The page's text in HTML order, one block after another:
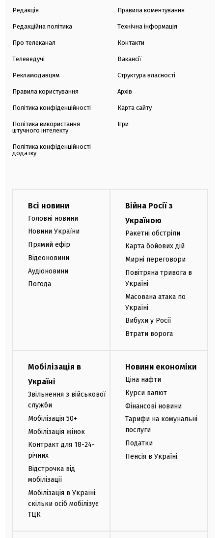
Редакція
Редакційна політика
Про телеканал
Телеведучі
Рекламодавцям
Правила користування
Політика конфіденційності
Політика використання
штучного інтелекту
Політика конфіденційності
додатку
Правила коментування
Технічна інформація
Контакти
Вакансії
Структура власності
Архів
Карта сайту
Ігри
Всі новини
Головні новини
Новини України
Прямий ефір
Відеоновини
Аудіоновини
Погода
Війна Росії з
Україною
Ракетні обстріли
Карта бойових дій
Мирні переговори
Повітряна тривога в
Україні
Масована атака по
Україні
Вибухи у Росії
Втрати ворога
Мобілізація в
Україні
Звільнення з військової
служби
Мобілізація 50+
Мобілізація жінок
Контракт для 18-24-
річних
Відстрочка від
мобілізації
Мобілізація в Україні:
скільки осіб мобілізує
ТЦК
Новини економіки
Ціна нафти
Курси валют
Фінансові новини
Тарифи на комунальні
послуги
Податки
Пенсія в Україні